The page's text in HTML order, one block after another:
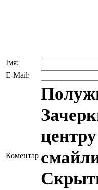
Імя:
E-Mail:
Коментар
центру